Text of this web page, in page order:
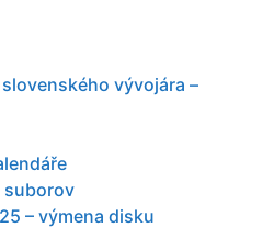
vývojára –
suborov
– výmena disku